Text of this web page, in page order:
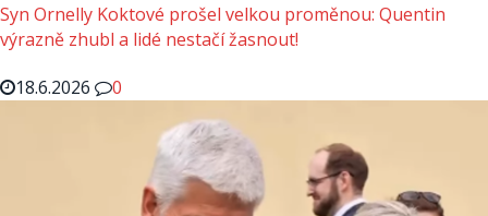
Syn Ornelly Koktové prošel velkou proměnou: Quentin
výrazně zhubl a lidé nestačí žasnout!
18.6.2026
0